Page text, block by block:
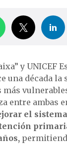
y UNICEF
una década la
entre ambas
el